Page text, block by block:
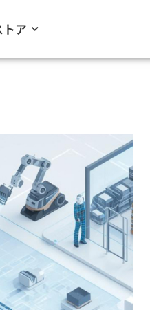
トア